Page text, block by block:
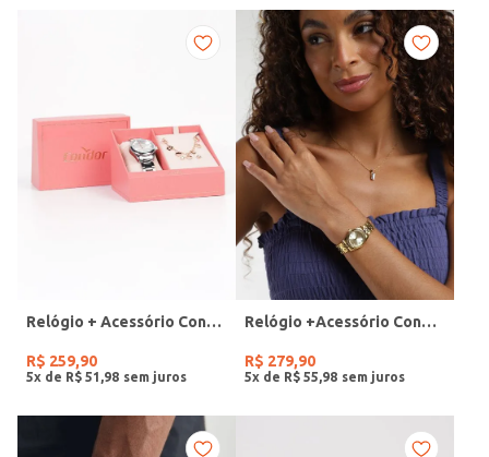
Relógio + Acessório Condor Feminino PRATA
R$ 259,90
5x de R$ 51 98
Relógio +Acessório Condor Feminino DOURADO
R$ 279,90
5x de R$ 55 98